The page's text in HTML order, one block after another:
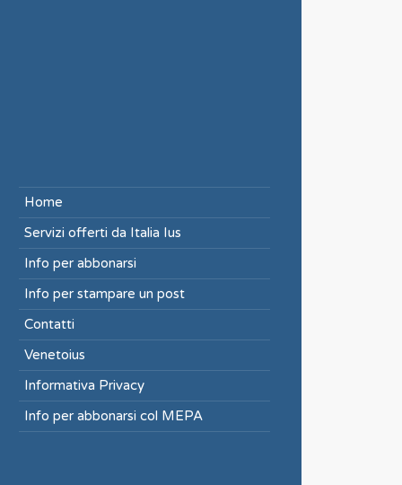
Home
Servizi offerti da Italia Ius
Info per abbonarsi
Info per stampare un post
Contatti
Venetoius
Informativa Privacy
Info per abbonarsi col MEPA